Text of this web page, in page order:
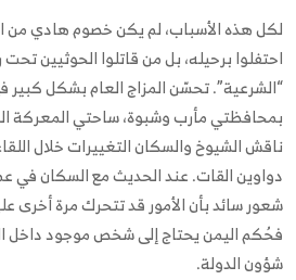
لكل هذه الأسباب، لم يكن خصوم هادي من
احتفلوا برحيله، بل من قاتلوا الحوثيين
“الشرعية”. تحسّن المزاج العام بشكل
بمحافظتي مأرب وشبوة، ساحتي المعركة
ناقش الشيوخ والسكان التغييرات خلال
دواوين القات. عند الحديث مع السكان في
شعور سائد بأن الأمور قد تتحرك مرة أخرى
فحُكم اليمن يحتاج إلى شخص موجود داخل
شؤون الدولة.